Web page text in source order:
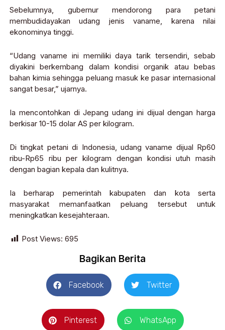
Sebelumnya, gubernur mendorong para petani
membudidayakan udang jenis vaname, karena nilai
ekonominya tinggi.
“Udang vaname ini memiliki daya tarik tersendiri, sebab
diyakini berkembang dalam kondisi organik atau bebas
bahan kimia sehingga peluang masuk ke pasar internasional
sangat besar,” ujarnya.
Ia mencontohkan di Jepang udang ini dijual dengan harga
berkisar 10-15 dolar AS per kilogram.
Di tingkat petani di Indonesia, udang vaname dijual Rp60
ribu-Rp65 ribu per kilogram dengan kondisi utuh masih
dengan bagian kepala dan kulitnya.
Ia berharap pemerintah kabupaten dan kota serta
masyarakat memanfaatkan peluang tersebut untuk
meningkatkan kesejahteraan.
Post Views: 695
Bagikan Berita
Facebook Twitter
Pinterest WhatsApp